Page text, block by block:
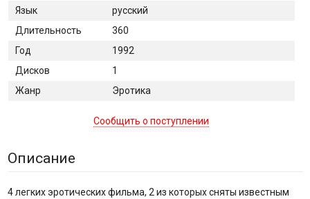
Язык
русский
Длительность
360
Год
1992
Дисков
1
Жанр
Эротика
Сообщить о поступлении
Описание
4 легких эротических фильма, 2 из которых сняты известным